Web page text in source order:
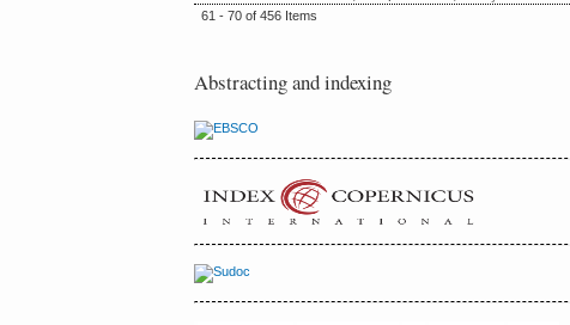
61 - 70 of 456 Items
Abstracting and indexing